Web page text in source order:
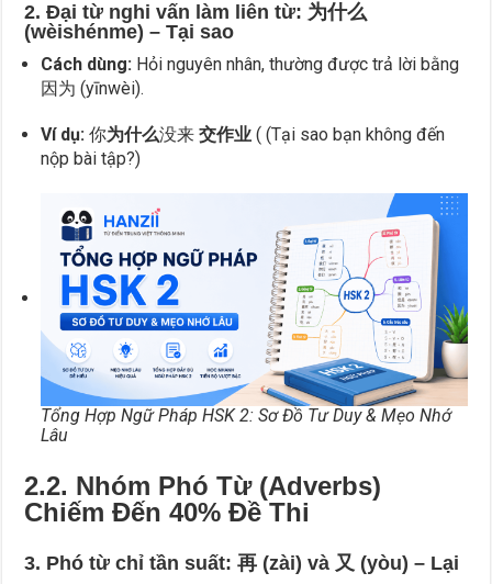
2. Đại từ nghi vấn làm liên từ: 为什么
(wèishénme) – Tại sao
Cách dùng: Hỏi nguyên nhân, thường được trả lời bằng
因为 (yīnwèi).
Ví dụ: 你为什么没来交作业 ( (Tại sao bạn không đến
nộp bài tập?)
Tổng Hợp Ngữ Pháp HSK 2: Sơ Đồ Tư Duy & Mẹo Nhớ
Lâu
2.2. Nhóm Phó Từ (Adverbs)
Chiếm Đến 40% Đề Thi
3. Phó từ chỉ tần suất: 再 (zài) và 又 (yòu) – Lại